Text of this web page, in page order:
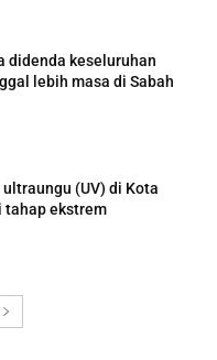
didenda keseluruhan
lebih masa di Sabah
(UV) di Kota
tahap ekstrem